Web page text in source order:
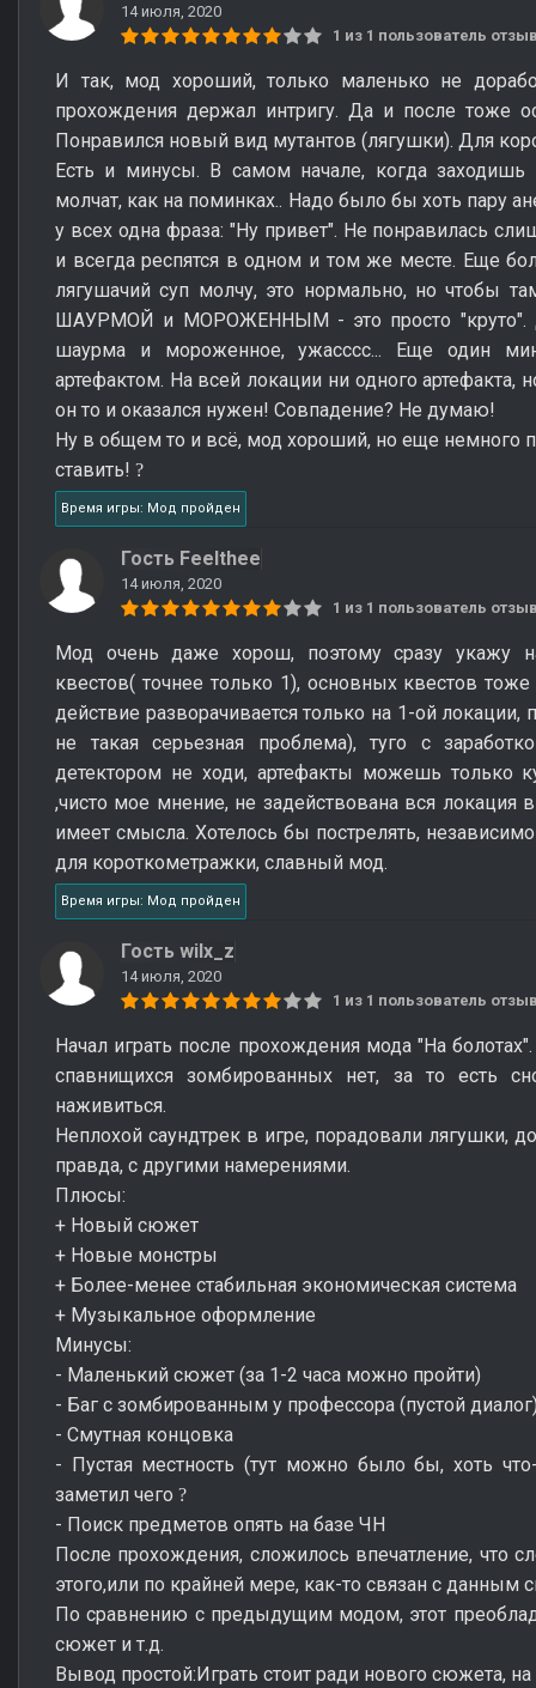
14 июля, 2020
1 из 1 пользователь
И так, мод хороший, только маленько не
прохождения держал интригу. Да и после тоже
Понравился новый вид мутантов (лягушки). Для
Есть и минусы. В самом начале, когда заходишь
молчат, как на поминках.. Надо было бы хоть пару
у всех одна фраза: "Ну привет". Не понравилась
и всегда респятся в одном и том же месте. Еще
лягушачий суп молчу, это нормально, но чтобы
ШАУРМОЙ и МОРОЖЕННЫМ - это просто "круто".
шаурма и мороженное, ужасссс... Еще один
артефактом. На всей локации ни одного артефакта,
он то и оказался нужен! Совпадение? Не думаю!
Ну в общем то и всё, мод хороший, но еще немного
ставить! ?
Время игры: Мод пройден
Гость Feelthee
14 июля, 2020
1 из 1 пользователь
Мод очень даже хорош, поэтому сразу укажу
квестов( точнее только 1), основных квестов
действие разворачивается только на 1-ой локации,
не такая серьезная проблема), туго с
детектором не ходи, артефакты можешь только
,чисто мое мнение, не задействована вся локация
имеет смысла. Хотелось бы пострелять,
для короткометражки, славный мод.
Время игры: Мод пройден
Гость wilx_z
14 июля, 2020
1 из 1 пользователь
Начал играть после прохождения мода "На
спавнищихся зомбированных нет, за то есть
наживиться.
Неплохой саундтрек в игре, порадовали лягушки,
правда, с другими намерениями.
Плюсы:
+ Новый сюжет
+ Новые монстры
+ Более-менее стабильная экономическая система
+ Музыкальное оформление
Минусы:
- Маленький сюжет (за 1-2 часа можно пройти)
- Баг с зомбированным у профессора (пустой
- Смутная концовка
- Пустая местность (тут можно было бы, хоть
заметил чего ?
- Поиск предметов опять на базе ЧН
После прохождения, сложилось впечатление, что
этого,или по крайней мере, как-то связан с данным
По сравнению с предыдущим модом, этот
сюжет и т.д.
Вывод простой:Играть стоит ради нового сюжета,